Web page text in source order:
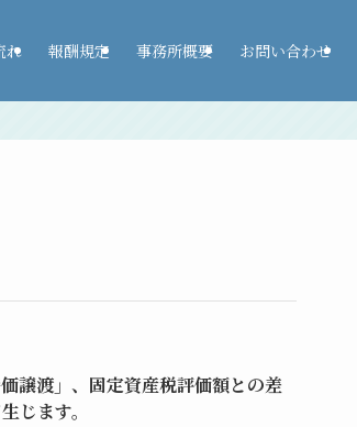
れ 報酬規定 事務所概要 お問い合わせ
譲渡」、固定資産税評価額との差
じます。